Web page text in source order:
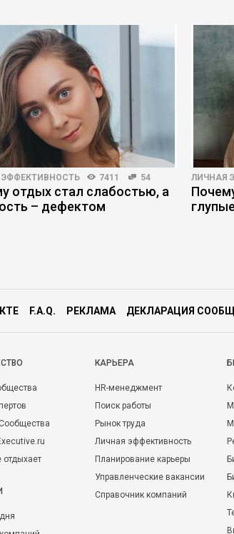
7411 54
отдых стал слабостью, а
– дефектом
ЛИЧНАЯ
F.A.Q. РЕКЛАМА ДЕКЛАРАЦИЯ
отдыхает
КАРЬЕРА
HR-менеджмент
Поиск работы
Рынок труда
Личная эффективность
Планирование карьеры
Управленческие вакансии
Справочник компаний